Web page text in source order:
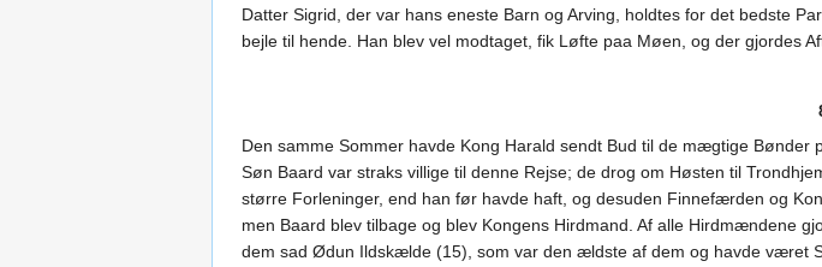
Datter Sigrid, der var hans eneste Barn og Arving, holdtes for det bedste
bejle til hende. Han blev vel modtaget, fik Løfte paa Møen, og der gjordes
Den samme Sommer havde Kong Harald sendt Bud til de mægtige
Søn Baard var straks villige til denne Rejse; de drog om Høsten til
større Forleninger, end han før havde haft, og desuden Finnefærden og
men Baard blev tilbage og blev Kongens Hirdmand. Af alle Hirdmændene
dem sad Ødun Ildskælde (15), som var den ældste af dem og havde været